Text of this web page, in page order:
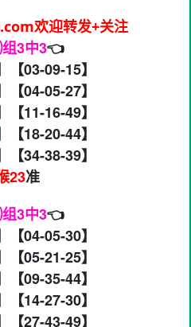
欢迎转发+关注
3中3👈
【03-09-15】
【04-05-27】
【11-16-49】
【18-20-44】
【34-38-39】
23准
3中3👈
【04-05-30】
【05-21-25】
【09-35-44】
【14-27-30】
【27-43-49】